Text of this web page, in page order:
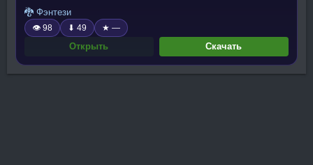
🐉 Фэнтези
👁 98 ⬇ 49 ★ —
Открыть Скачать